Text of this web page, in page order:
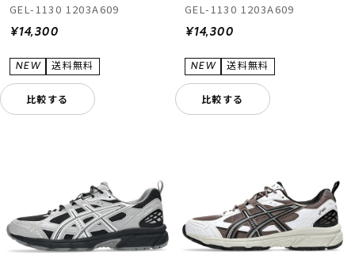
GEL-1130 1203A609
¥14,300
比較する
GEL-1130 1203A609
¥14,300
比較する